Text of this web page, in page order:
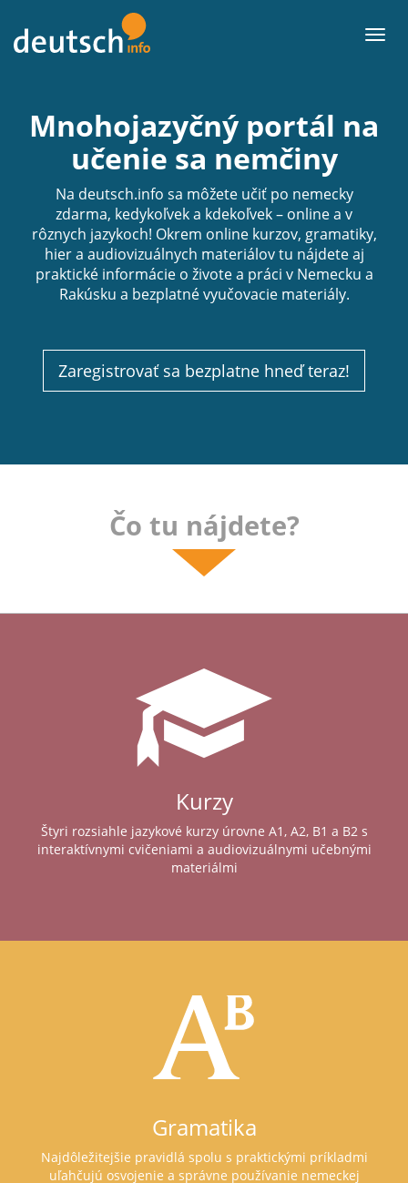
obsah
Mnohojazyčný portál na
učenie sa nemčiny
Na deutsch.info sa môžete učiť po nemecky
zdarma, kedykoľvek a kdekoľvek – online a v
rôznych jazykoch! Okrem online kurzov, gramatiky,
hier a audiovizuálnych materiálov tu nájdete aj
praktické informácie o živote a práci v Nemecku a
Rakúsku a bezplatné vyučovacie materiály.
Zaregistrovať sa bezplatne hneď teraz!
Čo tu nájdete?
Kurzy
Štyri rozsiahle jazykové kurzy úrovne A1, A2, B1 a B2 s
interaktívnymi cvičeniami a audiovizuálnymi učebnými
materiálmi
Gramatika
Najdôležitejšie pravidlá spolu s praktickými príkladmi
uľahčujú osvojenie a správne používanie nemeckej